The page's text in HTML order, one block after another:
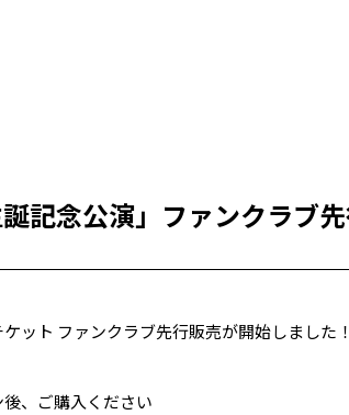
記念公演」ファンクラブ
ット ファンクラブ先行販売が開始しました
、ご購入ください